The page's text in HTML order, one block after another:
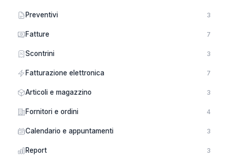
Preventivi 3
Fatture 7
Scontrini 3
Fatturazione elettronica 7
Articoli e magazzino 3
Fornitori e ordini 4
Calendario e appuntamenti 3
Report 3